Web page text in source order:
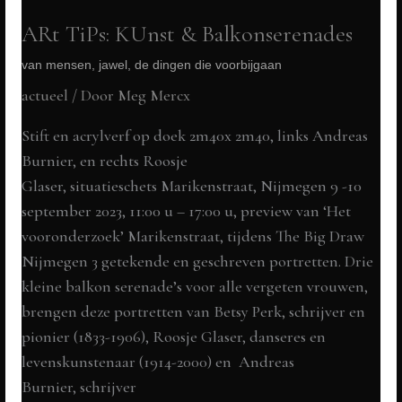
ARt TiPs: KUnst & Balkonserenades
van mensen, jawel, de dingen die voorbijgaan
actueel / Door Meg Mercx
Stift en acrylverf op doek 2m40x 2m40, links Andreas
Burnier, en rechts Roosje
Glaser, situatieschets Marikenstraat, Nijmegen 9 -10
september 2023, 11:00 u – 17:00 u, preview van ‘Het
vooronderzoek’ Marikenstraat, tijdens The Big Draw
Nijmegen 3 getekende en geschreven portretten. Drie
kleine balkon serenade’s voor alle vergeten vrouwen,
brengen deze portretten van Betsy Perk, schrijver en
pionier (1833-1906), Roosje Glaser, danseres en
levenskunstenaar (1914-2000) en Andreas
Burnier, schrijver